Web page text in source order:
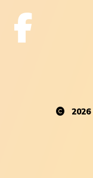
2026